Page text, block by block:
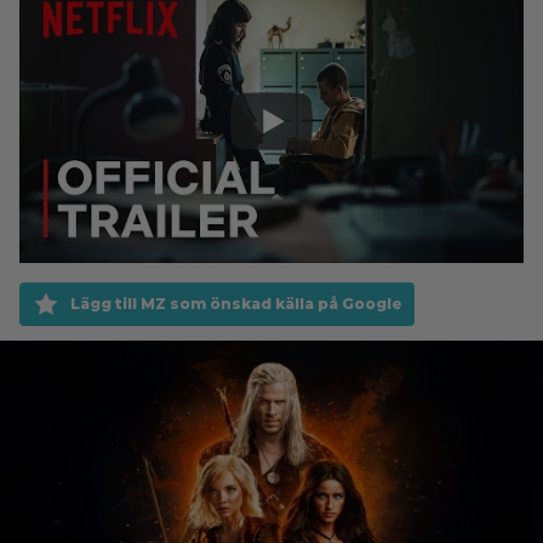
Lägg till MZ som önskad källa på Google